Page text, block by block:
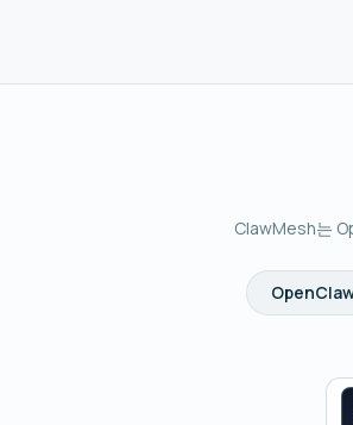
ClawMesh는